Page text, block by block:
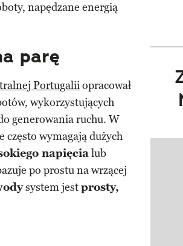
napędzane energią
parę
Portugaliiopracował
wykorzystujących
generowania ruchu. W
wymagają dużych
napięcialub
po prostu na wrzącej
system jestprosty,